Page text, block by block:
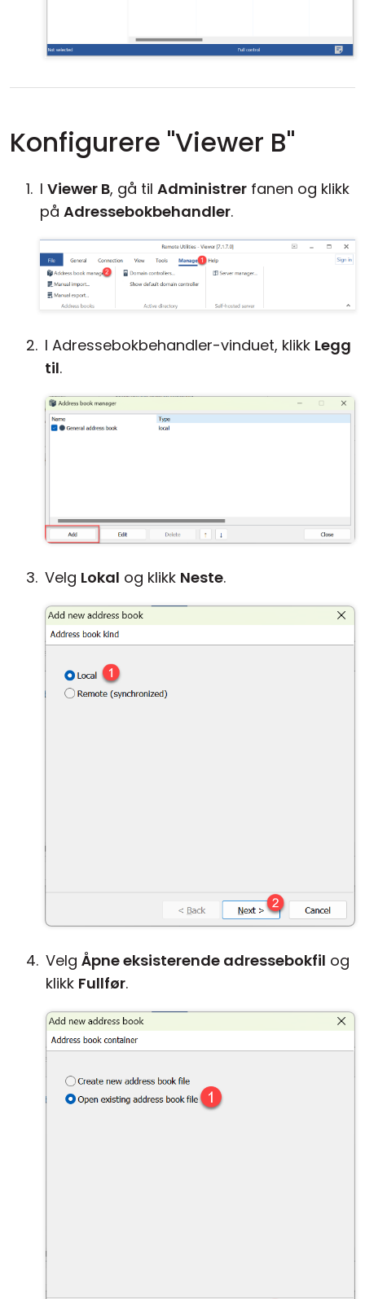
Konfigurere "Viewer B"
I Viewer B, gå til Administrer fanen og klikk
på Adressebokbehandler.
I Adressebokbehandler-vinduet, klikk Legg
til.
Velg Lokal og klikk Neste.
Velg Åpne eksisterende adressebokfil og
klikk Fullfør.